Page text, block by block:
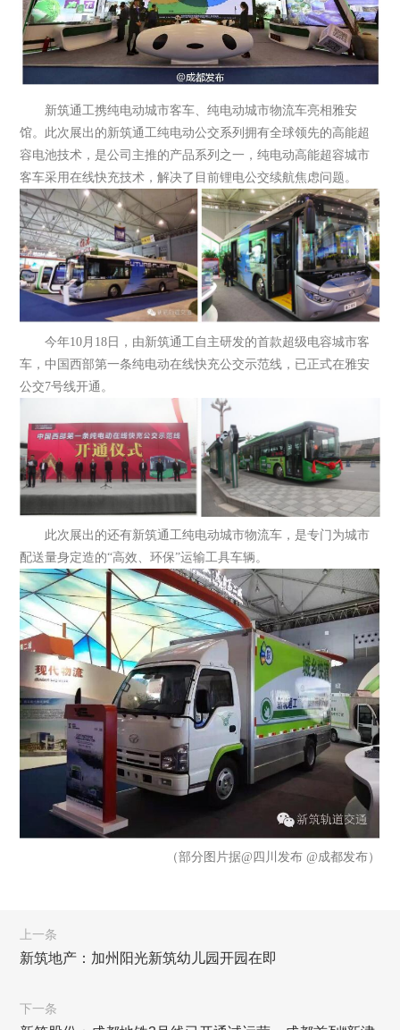
新筑通工携纯电动城市客车、纯电动城市物流车亮相雅安
馆。此次展出的新筑通工纯电动公交系列拥有全球领先的高能超
容电池技术，是公司主推的产品系列之一，纯电动高能超容城市
客车采用在线快充技术，解决了目前锂电公交续航焦虑问题。
今年10月18日，由新筑通工自主研发的首款超级电容城市客
车，中国西部第一条纯电动在线快充公交示范线，已正式在雅安
公交7号线开通。
此次展出的还有新筑通工纯电动城市物流车，是专门为城市
配送量身定造的“高效、环保”运输工具车辆。
（部分图片据@四川发布 @成都发布）
上一条
新筑地产：加州阳光新筑幼儿园开园在即
下一条